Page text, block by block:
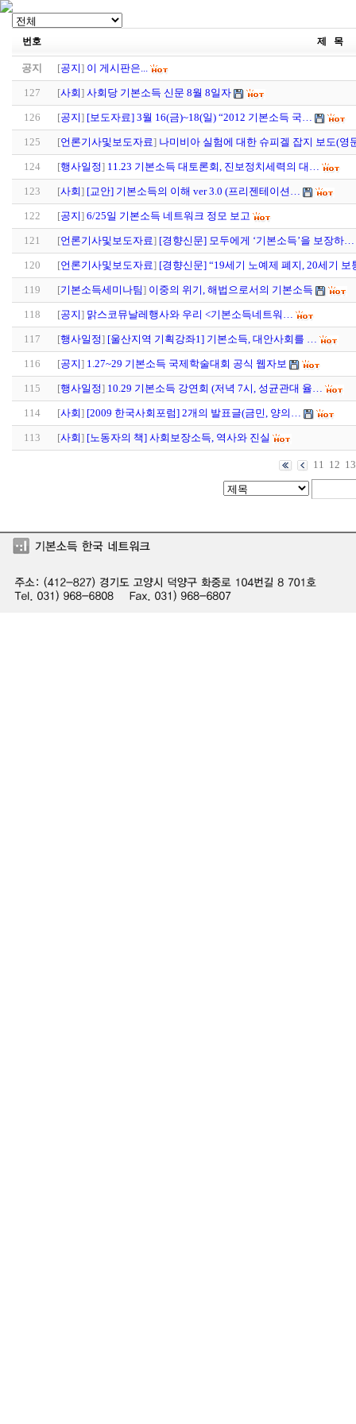
번호 제 목
공지 [공지] 이 게시판은...
127 [사회] 사회당 기본소득 신문 8월 8일자
126 [공지] [보도자료] 3월 16(금)~18(일) “2012 기본소득 국…
125 [언론기사및보도자료] 나미비아 실험에 대한 슈피겔 잡지 보도(영
124 [행사일정] 11.23 기본소득 대토론회, 진보정치세력의 대…
123 [사회] [교안] 기본소득의 이해 ver 3.0 (프리젠테이션…
122 [공지] 6/25일 기본소득 네트워크 정모 보고
121 [언론기사및보도자료] [경향신문] 모두에게 ‘기본소득’을 보장하…
120 [언론기사및보도자료] [경향신문] “19세기 노예제 폐지, 20세기
119 [기본소득세미나팀] 이중의 위기, 해법으로서의 기본소득
118 [공지] 맑스코뮤날레행사와 우리 <기본소득네트워…
117 [행사일정] [울산지역 기획강좌1] 기본소득, 대안사회를 …
116 [공지] 1.27~29 기본소득 국제학술대회 공식 웹자보
115 [행사일정] 10.29 기본소득 강연회 (저녁 7시, 성균관대 율…
114 [사회] [2009 한국사회포럼] 2개의 발표글(금민, 양의…
113 [사회] [노동자의 책] 사회보장소득, 역사와 진실
11 12 13